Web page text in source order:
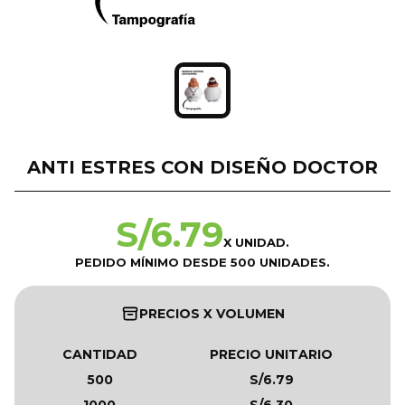
ANTI ESTRES CON DISEÑO DOCTOR
S/6.79X UNIDAD.
PEDIDO MÍNIMO DESDE 500 UNIDADES.
PRECIOS X VOLUMEN
CANTIDAD
PRECIO UNITARIO
500
S/6.79